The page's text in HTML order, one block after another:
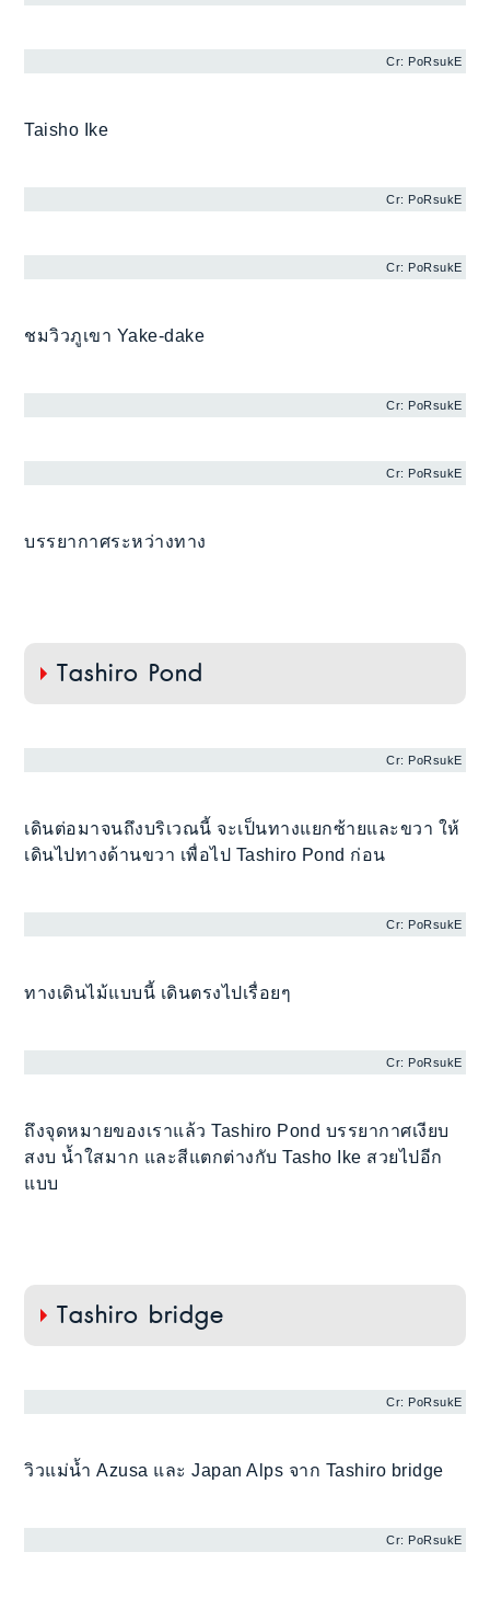
Cr: PoRsukE
Taisho Ike
Cr: PoRsukE
Cr: PoRsukE
ชมวิวภูเขา Yake-dake
Cr: PoRsukE
Cr: PoRsukE
บรรยากาศระหว่างทาง
Tashiro Pond
Cr: PoRsukE
เดินต่อมาจนถึงบริเวณนี้ จะเป็นทางแยกซ้ายและขวา ให้
เดินไปทางด้านขวา เพื่อไป Tashiro Pond ก่อน
Cr: PoRsukE
ทางเดินไม้แบบนี้ เดินตรงไปเรื่อยๆ
Cr: PoRsukE
ถึงจุดหมายของเราแล้ว Tashiro Pond บรรยากาศเงียบ
สงบ น้ำใสมาก และสีแตกต่างกับ Tasho Ike สวยไปอีก
แบบ
Tashiro bridge
Cr: PoRsukE
วิวแม่น้ำ Azusa และ Japan Alps จาก Tashiro bridge
Cr: PoRsukE